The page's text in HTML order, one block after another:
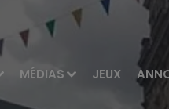
MÉDIAS JEUX